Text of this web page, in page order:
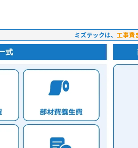
ミズテックは、 工事費